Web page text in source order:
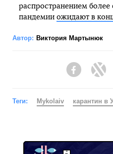
распространением
пандемии ожидают в
Автор: Виктория Мартынюк
Facebook
Теги: Mykolaiv карантин в